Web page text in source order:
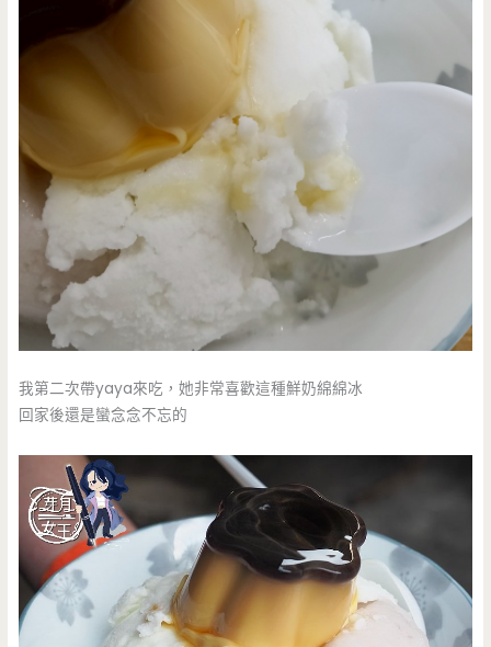
我第二次帶yaya來吃，她非常喜歡這種鮮奶綿綿冰
回家後還是蠻念念不忘的